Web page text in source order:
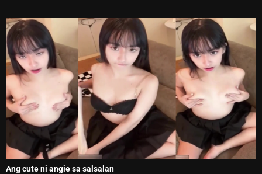
Ang cute ni angie sa salsalan